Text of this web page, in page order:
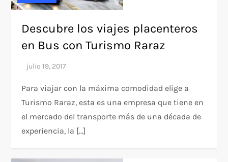
Descubre los viajes placenteros
en Bus con Turismo Raraz
Para viajar con la máxima comodidad elige a
Turismo Raraz, esta es una empresa que tiene en
el mercado del transporte más de una década de
experiencia, la […]